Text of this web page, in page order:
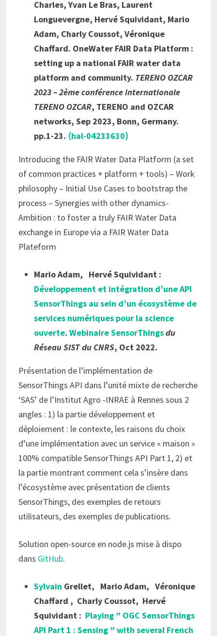
Charles, Yvan Le Bras, Laurent
Longuevergne, Hervé Squividant, Mario
Adam, Charly Coussot, Véronique
Chaffard. OneWater FAIR Data Platform :
setting up a national FAIR water data
platform and community. TERENO OZCAR
2023 – 2ème conférence internationale
TERENO OZCAR, TERENO and OZCAR
networks, Sep 2023, Bonn, Germany.
pp.1-23. ⟨hal-04233630⟩
Introducing the FAIR Water Data Platform (a set
of common practices + platform + tools) – Work
philosophy – Initial Use Cases to bootstrap the
process – Synergies with other dynamics-
Ambition : to foster a truly FAIR Water Data
exchange in Europe via a FAIR Water Data
Plateform
Mario Adam,
Hervé Squividant :
Développement et intégration d’une API
SensorThings au sein d’un écosystème de
services numériques pour la science
ouverte. Webinaire SensorThingsdu
Réseau SIST du CNRS, Oct 2022.
Présentation de l’implémentation de
SensorThings API dans l’unité mixte de recherche
‘SAS’ de l’Institut Agro -INRAE à Rennes sous 2
angles : 1) la partie développement et
déploiement : le contexte, les raisons du choix
d’une implémentation avec un service « maison »
100% compatible SensorThings API Part 1, 2) et
la partie montrant comment cela s’insère dans
l’écosystème avec présentation de clients
SensorThings, des exemples de retours
utilisateurs, des exemples de publications.
Solution open-source en node.js mise à dispo
dans GitHub.
Sylvain Grellet, Mario Adam, Véronique
Chaffard , Charly Coussot, Hervé
Squividant : Playing ” OGC SensorThings
API Part 1 : Sensing ” with several French